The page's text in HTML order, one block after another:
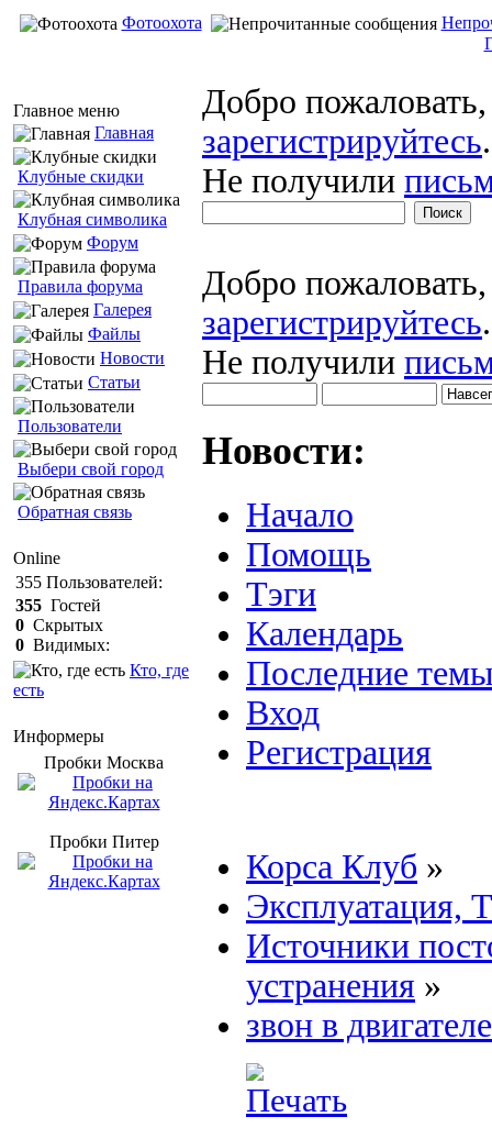
Фотоохота
Главное меню
Главная
Клубные скидки
Клубная символика
Форум
Правила форума
Галерея
Файлы
Новости
Статьи
Пользователи
Выбери свой город
Обратная связь
Online
355 Пользователей:
355 Гостей
0 Скрытых
0 Видимых:
Кто, где
есть
Информеры
Пробки Mосква
Пробки Питер
Добро
зарегистрируйтесь.
Не получили
Добро
зарегистрируйтесь.
Не получили
Новости:
Начало
Помощь
Тэги
Календарь
Последние
Вход
Регистрация
Корса Клуб »
Эксплуатация,
Источники
устранения »
звон в